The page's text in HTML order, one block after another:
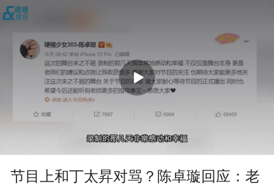
节目上和丁太昇对骂？陈卓璇回应：老